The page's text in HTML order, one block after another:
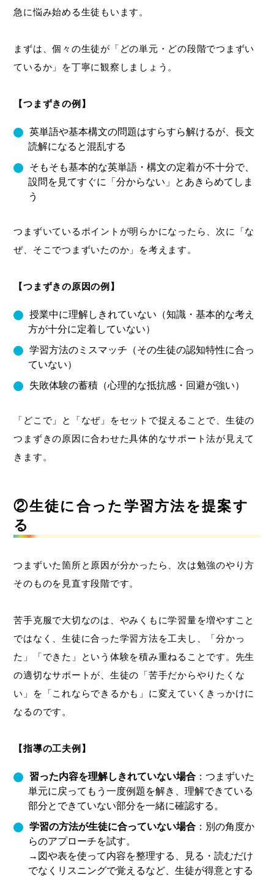
急に悩み始める生徒もいます。
まずは、個々の生徒が「どの単元・どの段階でつまずい
ているか」を丁寧に観察しましょう。
【つまずきの例】
英単語や基本構文の問題はすらすら解けるが、長文
読解になると混乱する
そもそも基本的な英単語・構文の定着が不十分で、
設問を見てすぐに「分からない」とあきらめてしま
う
つまずいているポイントが明らかになったら、次に「な
ぜ、そこでつまずいたのか」を考えます。
【つまずきの原因の例】
授業中に理解しきれていない（知識・基本的な考え
方が十分に定着していない）
学習方法のミスマッチ（その生徒の認知特性に合っ
ていない）
失敗体験の蓄積（心理的な抵抗感・回避が強い）
「どこで」と「なぜ」をセットで捉えることで、生徒の
つまずきの原因に合わせた具体的なサポート法が見えて
きます。
②生徒に合った学習方法を提案す
る
つまずいた箇所と原因が分かったら、次は勉強のやり方
そのものを見直す段階です。
苦手克服で大切なのは、やみくもに学習量を増やすこと
ではなく、生徒に合った学習方法を工夫し、「分かっ
た」「できた」という体験を積み重ねることです。先生
の適切なサポートが、生徒の「苦手だからやりたくな
い」を「これならできるかも」に変えていくきっかけに
なるのです。
【指導の工夫例】
習った内容を理解しきれていない場合 ：つまずいた
単元に戻ってもう一度例題を解き、理解できている
部分とできていない部分を一緒に確認する。
学習の方法が生徒に合っていない場合 ：別の角度か
らのアプローチを試す。
→図や表を使って内容を整理する、見る・読むだけ
でなくリスニングで覚えるなど、生徒が得意とする